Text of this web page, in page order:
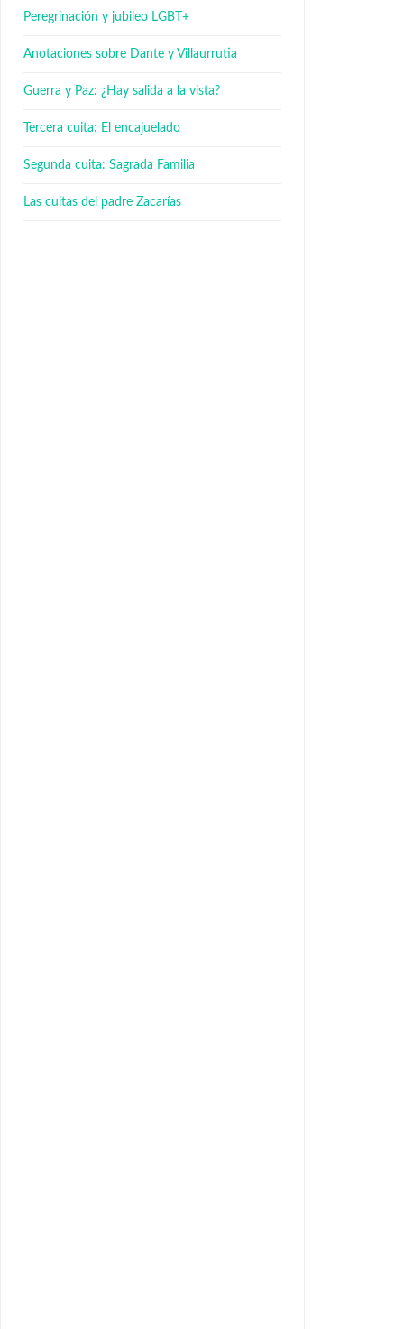
Peregrinación y jubileo LGBT+
Anotaciones sobre Dante y Villaurrutia
Guerra y Paz: ¿Hay salida a la vista?
Tercera cuita: El encajuelado
Segunda cuita: Sagrada Familia
Las cuitas del padre Zacarías